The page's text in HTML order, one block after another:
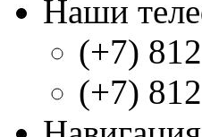
Наши
(+7)
(+7)